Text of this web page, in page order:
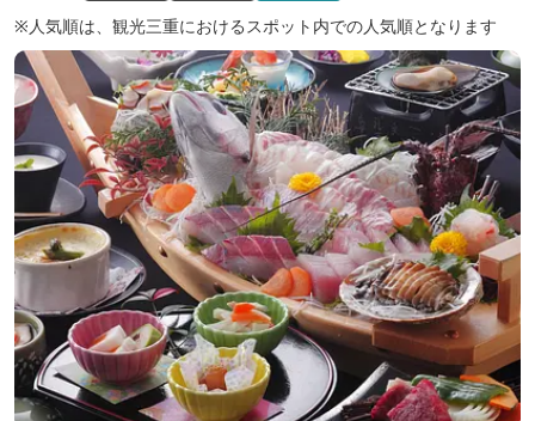
※人気順は、観光三重におけるスポット内での人気順となります